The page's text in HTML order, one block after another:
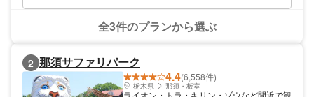
ードパフォーマンス「BROAD」も人気。普
通の動物 園では経験できないような体験を
してみましょう！
全3件のプランから選ぶ
2 那須サファリパーク
4.4(6,558件)
栃木県 那須・板室
ライオン・トラ・キリン・ゾウなど間近で観